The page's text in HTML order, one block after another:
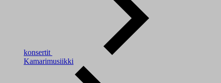
konsertit
Kamarimusiikki